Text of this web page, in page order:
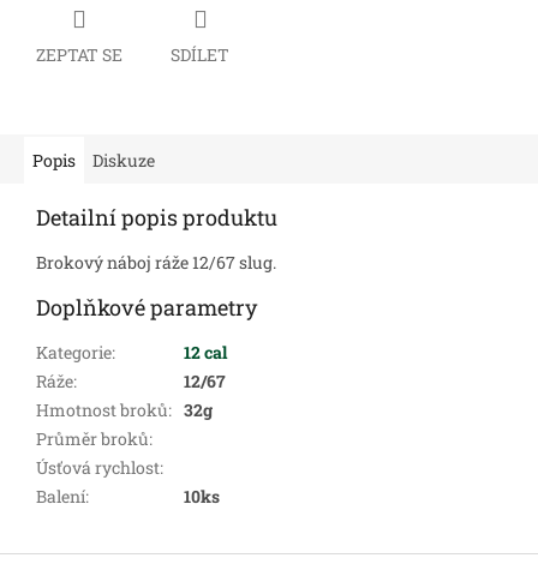
ZEPTAT SE SDÍLET
Popis Diskuze
Detailní popis produktu
Brokový náboj ráže 12/67 slug.
Doplňkové parametry
Kategorie:
12 cal
Ráže:
12/67
Hmotnost broků: 32g
Průměr broků:
Úsťová rychlost:
Balení: 10ks